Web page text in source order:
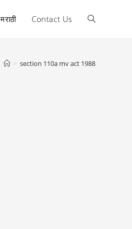
मराठी Contact Us Toggle
> section 110a mv act 1988